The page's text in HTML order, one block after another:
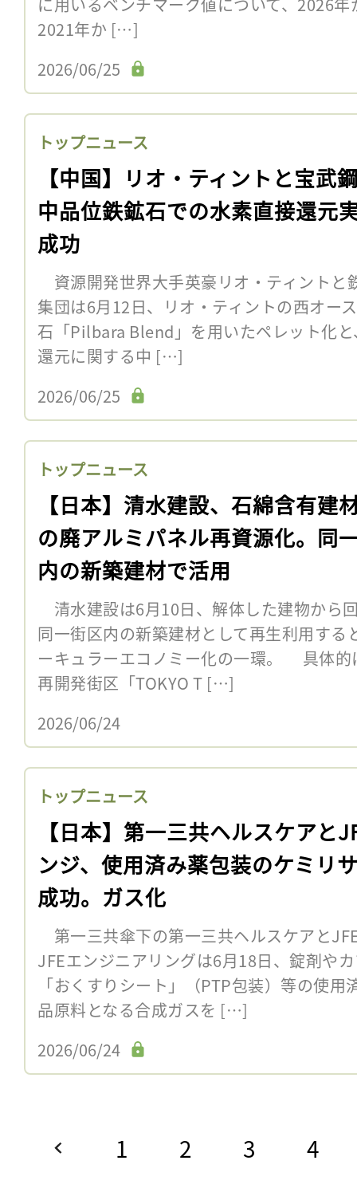
2021年か […]
2026/06/25
トップニュース
【中国】リオ・ティントと宝武
中品位鉄鉱石での水素直接還元
成功
資源開発世界大手英豪リオ・ティントと
集団は6月12日、リオ・ティントの西オー
石「Pilbara Blend」を用いたペレット化
還元に関する中 […]
2026/06/25
トップニュース
【日本】清水建設、石綿含有建
の廃アルミパネル再資源化。同
内の新築建材で活用
清水建設は6月10日、解体した建物から
同一街区内の新築建材として再生利用する
ーキュラーエコノミー化の一環。 具体的
再開発街区「TOKYO T […]
2026/06/24
トップニュース
【日本】第一三共ヘルスケアと
ンジ、使用済み薬包装のケミリ
成功。ガス化
第一三共傘下の第一三共ヘルスケアと
JFEエンジニアリングは6月18日、錠剤や
「おくすりシート」（PTP包装）等の使
品原料となる合成ガスを […]
2026/06/24
1 2 3 4